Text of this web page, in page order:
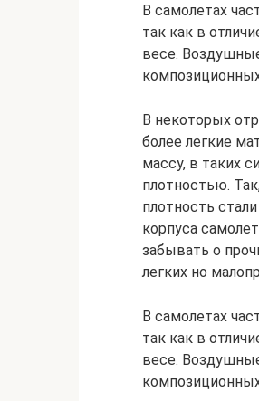
В самолетах
так как в
весе.
В некоторых
более легкие
массу, в таких
плотностью.
плотность
корпуса
забывать о
легких но
В самолетах
так как в
весе.